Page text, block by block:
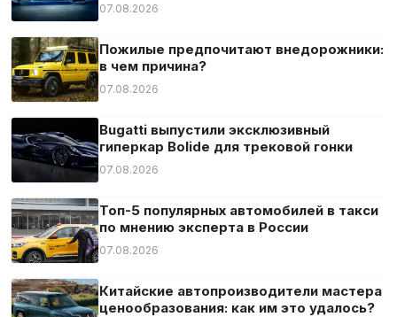
07.08.2026
Пожилые предпочитают внедорожники:
в чем причина?
07.08.2026
Bugatti выпустили эксклюзивный
гиперкар Bolide для трековой гонки
07.08.2026
Топ-5 популярных автомобилей в такси
по мнению эксперта в России
07.08.2026
Китайские автопроизводители мастера
ценообразования: как им это удалось?